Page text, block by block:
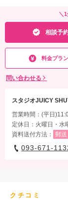
＼
相談予
料金プラ
問い合わせる
スタジオJUICY
営業時間：(平日
定休日：火曜日・水
資料送付方法：
郵
093-671-
クチコミ